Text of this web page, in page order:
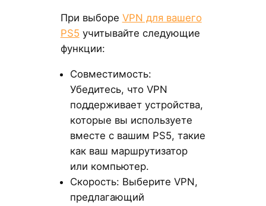
При выборе VPN для вашего
PS5 учитывайте следующие
функции:
Совместимость:
Убедитесь, что VPN
поддерживает устройства,
которые вы используете
вместе с вашим PS5, такие
как ваш маршрутизатор
или компьютер.
Скорость: Выберите VPN,
предлагающий